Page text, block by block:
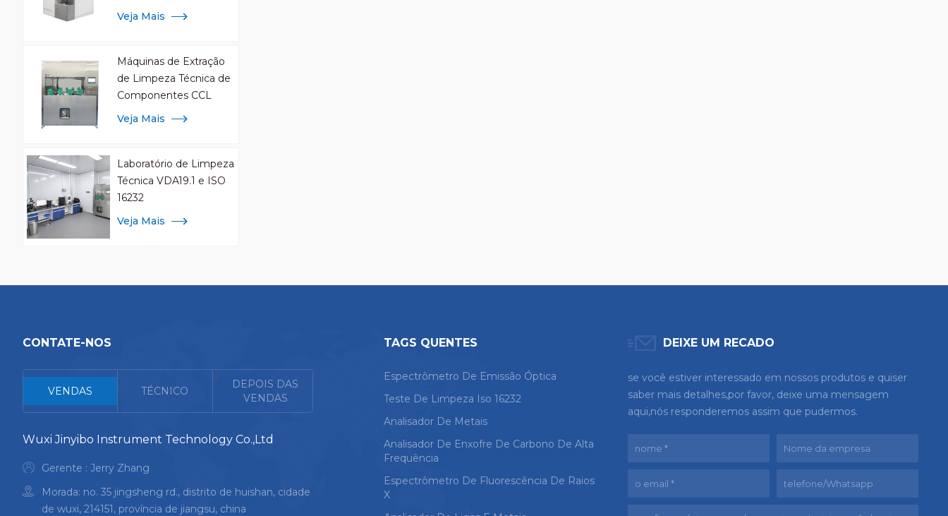
frequência para análise
Veja Mais
Máquinas de Extração
de Limpeza Técnica de
Componentes CCL
Veja Mais
Laboratório de Limpeza
Técnica VDA19.1 e ISO
16232
Veja Mais
CONTATE-NOS
VENDAS TÉCNICO
<
DEPOIS DAS
VENDAS
Wuxi Jinyibo Instrument Technology Co.,Ltd
Gerente : Jerry Zhang
Morada: no. 35 jingsheng rd., distrito de huishan, cidade
de wuxi, 214151, província de jiangsu, china
TAGS QUENTES
Espectrômetro De Emissão Óptica
Teste De Limpeza Iso 16232
Analisador De Metais
Analisador De Enxofre De Carbono De Alta
Frequência
Espectrômetro De Fluorescência De Raios
X
DEIXE UM RECADO
se você estiver interessado em nossos produtos e quiser
saber mais detalhes,por favor, deixe uma mensagem
aqui,nós responderemos assim que pudermos.